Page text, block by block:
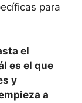
para
el
es el que
y
a